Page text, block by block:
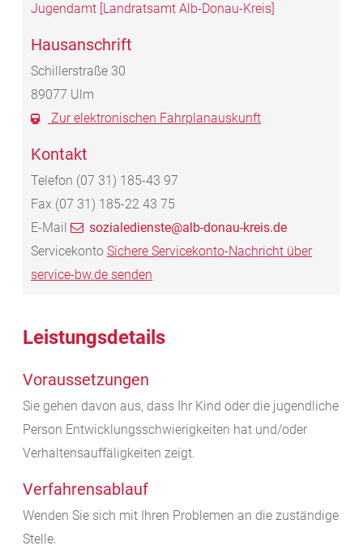
Jugendamt [Landratsamt Alb-Donau-Kreis]
Hausanschrift
Schillerstraße 30
89077 Ulm
Zur elektronischen Fahrplanauskunft
Kontakt
Telefon (07 31) 185-43 97
Fax (07 31) 185-22 43 75
E-Mail
sozialedienste@alb-donau-kreis.de
Servicekonto Sichere Servicekonto-Nachricht über
service-bw.de senden
Leistungsdetails
Voraussetzungen
Sie gehen davon aus, dass Ihr Kind oder die jugendliche
Person Entwicklungsschwierigkeiten hat und/oder
Verhaltensauffäligkeiten zeigt.
Verfahrensablauf
Wenden Sie sich mit Ihren Problemen an die zuständige
Stelle.